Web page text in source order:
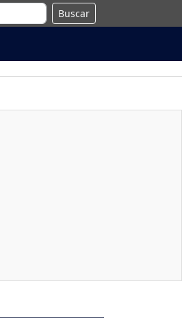
Buscar